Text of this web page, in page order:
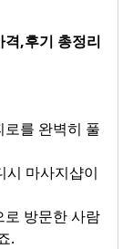
,후기 총정리
를 완벽히 풀
시 마사지샵이
로 방문한 사람
.